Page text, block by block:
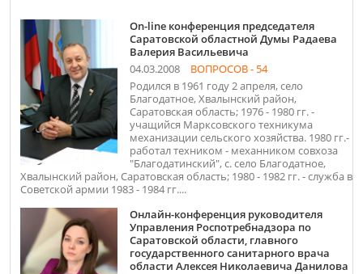
On-line конференция председателя
Саратовской областной Думы Радаева
Валерия Васильевича
04.03.2008
ВОПРОСОВ - 54
Родился в 1961 году 2 апреля, село
Благодатное, Хвалынский район,
Саратовская область; 1976 - 1980 гг. -
учащийся Марксовского техникума
механизации сельского хозяйства. 1980 гг.-
работал техником - механником совхоза
"Благодатинский", с. село Благодатное,
Хвалынский район, Саратовская область; 1980 - 1982 гг. - служба в
Советской армии 1983 - 1984 гг....
Онлайн-конференция руководителя
Управления Роспотребнадзора по
Саратовской области, главного
государственного санитарного врача
области Алексея Николаевича Данилова